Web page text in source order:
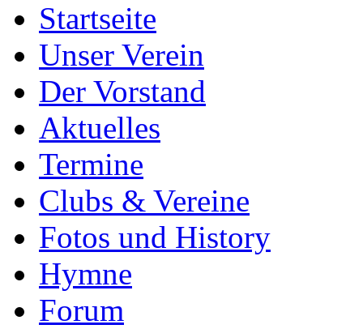
Startseite
Unser Verein
Der Vorstand
Aktuelles
Termine
Clubs & Vereine
Fotos und History
Hymne
Forum